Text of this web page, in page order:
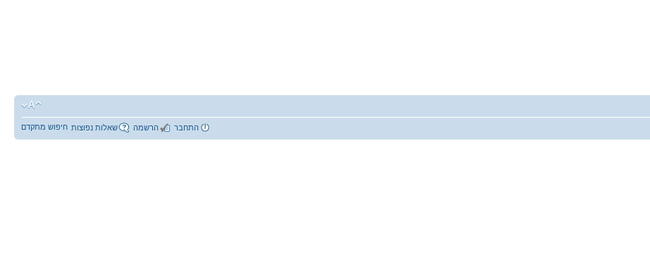
חיפוש מתקדם שאלות נפוצות הרשמה התחבר